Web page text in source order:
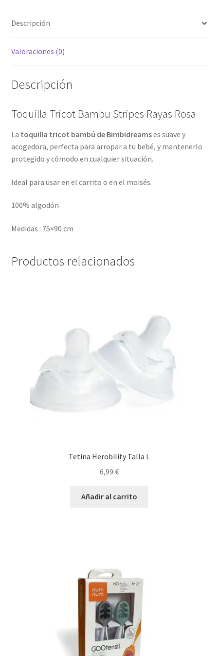
Descripción
Valoraciones (0)
Descripción
Toquilla Tricot Bambu Stripes Rayas Rosa
La toquilla tricot bambú de Bimbidreamses suave y
acogedora, perfecta para arropar a tu bebé, y mantenerlo
protegido y cómodo en cualquier situación.
Ideal para usar en el carrito o en el moisés.
100% algodón
Medidas : 75×90 cm
Productos relacionados
Tetina Herobility Talla L
6,99 €
Añadir al carrito